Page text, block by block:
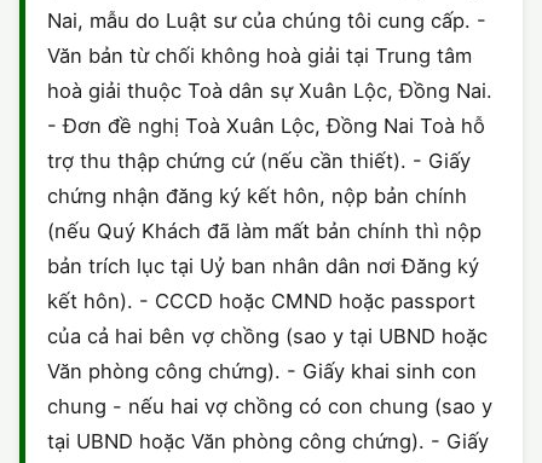
Nai, mẫu do Luật sư của chúng tôi cung cấp. -
Văn bản từ chối không hoà giải tại Trung tâm
hoà giải thuộc Toà dân sự Xuân Lộc, Đồng Nai.
- Đơn đề nghị Toà Xuân Lộc, Đồng Nai Toà hỗ
trợ thu thập chứng cứ (nếu cần thiết). - Giấy
chứng nhận đăng ký kết hôn, nộp bản chính
(nếu Quý Khách đã làm mất bản chính thì nộp
bản trích lục tại Uỷ ban nhân dân nơi Đăng ký
kết hôn). - CCCD hoặc CMND hoặc passport
của cả hai bên vợ chồng (sao y tại UBND hoặc
Văn phòng công chứng). - Giấy khai sinh con
chung - nếu hai vợ chồng có con chung (sao y
tại UBND hoặc Văn phòng công chứng). - Giấy